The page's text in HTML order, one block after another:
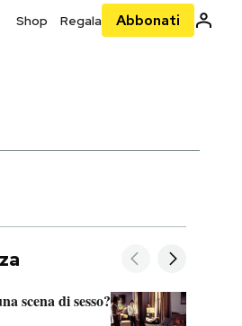
Shop Regala Abbonati
scena di sesso?